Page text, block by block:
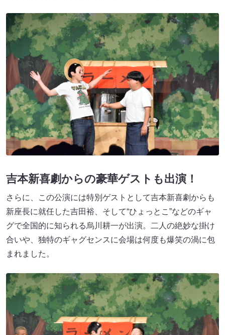
吉本新喜劇からの豪華ゲストも出演！
さらに、この公演には特別ゲストとして吉本新喜劇からも
新座長に就任した吉田裕、そして“ひょっとこ”などのギャ
グで全国的に知られる烏川耕一が出演。二人の絶妙な掛け
合いや、独特のギャグセンスに会場は何度も爆笑の渦に包
まれました。